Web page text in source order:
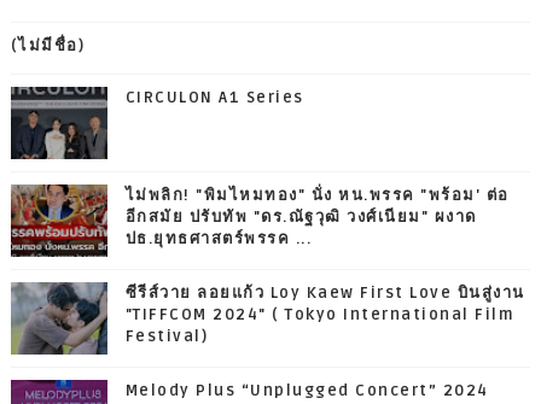
(ไม่มีชื่อ)
CIRCULON A1 Series
ไม่พลิก! "พิมไหมทอง" นั่ง หน.พรรค "พร้อม' ต่อ
อีกสมัย ปรับทัพ "ดร.ณัฐวุฒิ วงศ์เนียม" ผงาด
ปธ.ยุทธศาสตร์พรรค ...
ซีรีส์วาย ลอยแก้ว Loy Kaew First Love บินสู่งาน
"TIFFCOM 2024" ( Tokyo International Film
Festival)
Melody Plus “Unplugged Concert” 2024